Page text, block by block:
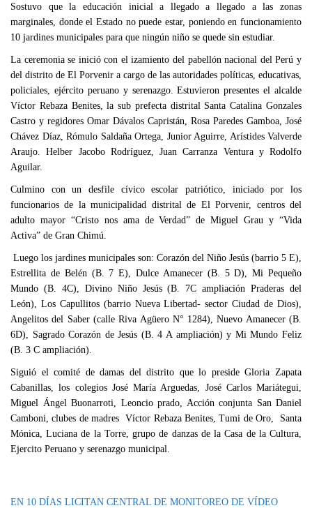
Sostuvo que la educación inicial a llegado a llegado a las zonas
marginales, donde el Estado no puede estar, poniendo en funcionamiento
10 jardines municipales para que ningún niño se quede sin estudiar.
La ceremonia se inició con el izamiento del pabellón nacional del Perú y
del distrito de El Porvenir a cargo de las autoridades políticas, educativas,
policiales, ejército peruano y serenazgo. Estuvieron presentes el alcalde
Víctor Rebaza Benites, la sub prefecta distrital Santa Catalina Gonzales
Castro y regidores Omar Dávalos Capristán, Rosa Paredes Gamboa, José
Chávez Díaz, Rómulo Saldaña Ortega, Junior Aguirre, Arístides Valverde
Araujo. Helber Jacobo Rodríguez, Juan Carranza Ventura y Rodolfo
Aguilar.
Culmino con un desfile cívico escolar patriótico, iniciado por los
funcionarios de la municipalidad distrital de El Porvenir, centros del
adulto mayor “Cristo nos ama de Verdad” de Miguel Grau y “Vida
Activa” de Gran Chimú.
Luego los jardines municipales son: Corazón del Niño Jesús (barrio 5 E),
Estrellita de Belén (B. 7 E), Dulce Amanecer (B. 5 D), Mi Pequeño
Mundo (B. 4C), Divino Niño Jesús (B. 7C ampliación Praderas del
León), Los Capullitos (barrio Nueva Libertad- sector Ciudad de Dios),
Angelitos del Saber (calle Riva Agüero N° 1284), Nuevo Amanecer (B.
6D), Sagrado Corazón de Jesús (B. 4 A ampliación) y Mi Mundo Feliz
(B. 3 C ampliación).
Siguió el comité de damas del distrito que lo preside Gloria Zapata
Cabanillas, los colegios José María Arguedas, José Carlos Mariátegui,
Miguel Ángel Buonarroti, Leoncio prado, Acción conjunta San Daniel
Camboni, clubes de madres Víctor Rebaza Benites, Tumi de Oro, Santa
Mónica, Luciana de la Torre, grupo de danzas de la Casa de la Cultura,
Ejercito Peruano y serenazgo municipal.
EN 10 DÍAS LICITAN CENTRAL DE MONITOREO DE VÍDEO